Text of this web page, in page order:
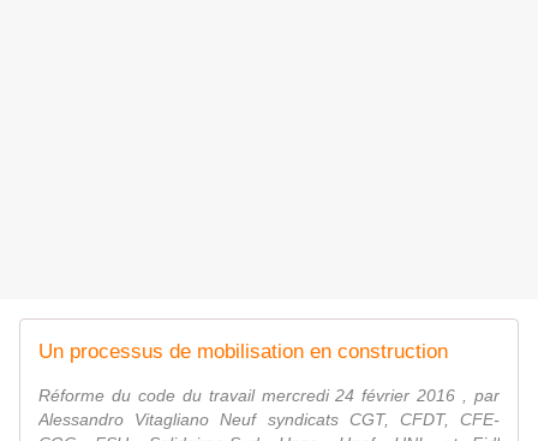
Un processus de mobilisation en construction
Réforme du code du travail mercredi 24 février 2016 , par
Alessandro Vitagliano Neuf syndicats CGT, CFDT, CFE-